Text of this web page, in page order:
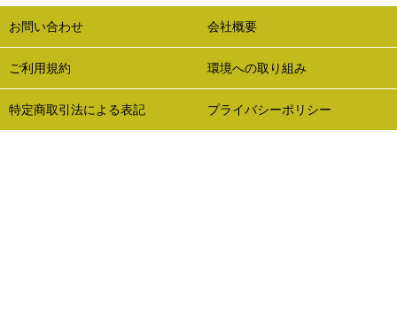
お問い合わせ 会社概要
ご利用規約 環境への取り組み
特定商取引法による表記 プライバシーポリシー